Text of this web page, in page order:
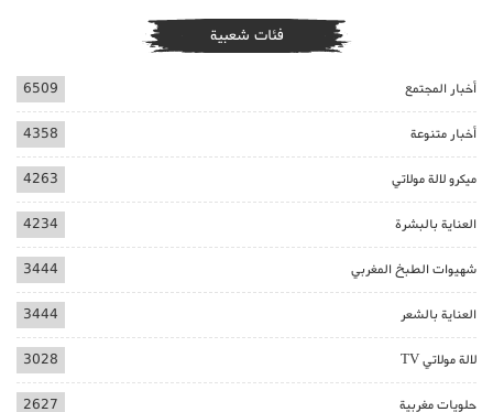
فئات شعبية
أخبار المجتمع 6509
أخبار متنوعة 4358
ميكرو لالة مولاتي 4263
العناية بالبشرة 4234
شهيوات الطبخ المغربي 3444
العناية بالشعر 3444
لالة مولاتي TV 3028
حلويات مغربية 2627